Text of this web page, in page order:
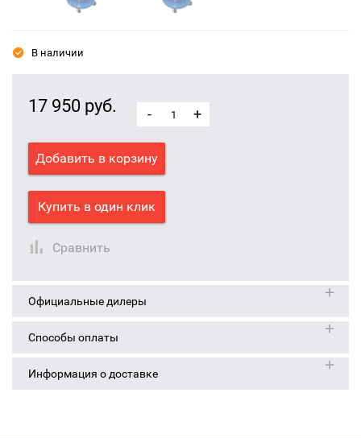
В наличии
17 950 руб. - +
Добавить в корзину
Купить в один клик
Сравнить
Официальные дилеры
Способы оплаты
Информация о доставке